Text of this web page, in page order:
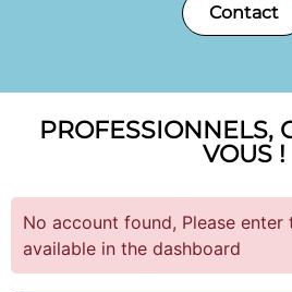
Contact
PROFESSIONNELS,
VOUS !
No account found, Please enter
available in the dashboard